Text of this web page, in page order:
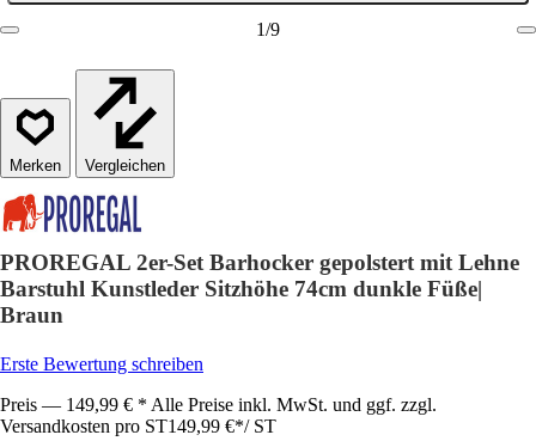
1/9
Vergleichen
PROREGAL 2er-Set Barhocker gepolstert mit Lehne
Barstuhl Kunstleder Sitzhöhe 74cm dunkle Füße|
Braun
Erste Bewertung schreiben
Preis — 149,99 € * Alle Preise inkl. MwSt. und ggf. zzgl.
Versandkosten pro ST149,99 €*/ ST